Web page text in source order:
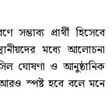
প্রার্থী হিসেবে
মধ্যে আলোচনা
ঘোষণা ও আনুষ্ঠানিক
আরও স্পষ্ট হবে বলে মনে